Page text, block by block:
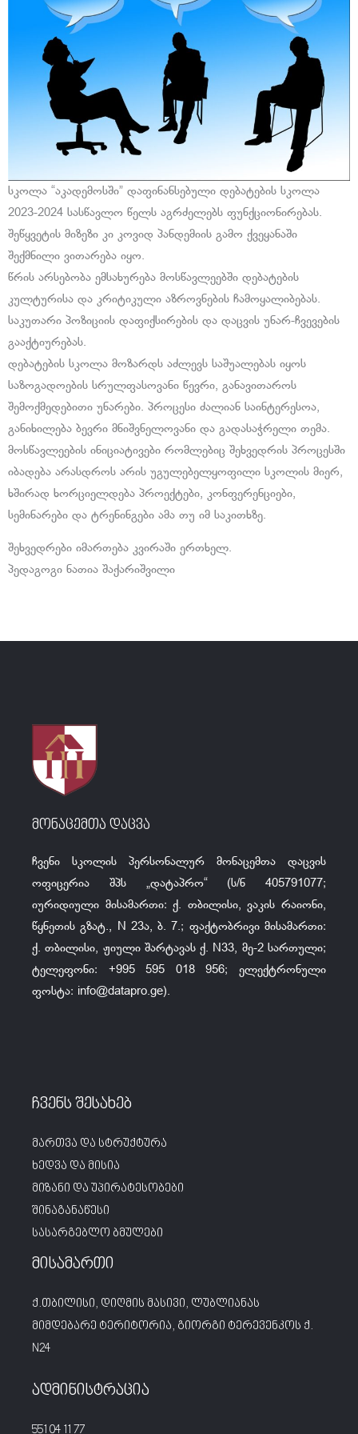
სკოლა “აკადემოსში” დაფინანსებული დებატების სკოლა
2023-2024 სასწავლო წელს აგრძელებს ფუნქციონირებას.
შეწყვეტის მიზეზი კი კოვიდ პანდემიის გამო ქვეყანაში
შექმნილი ვითარება იყო.
წრის არსებობა ემსახურება მოსწავლეებში დებატების
კულტურისა და კრიტიკული აზროვნების ჩამოყალიბებას.
საკუთარი პოზიციის დაფიქსირების და დაცვის უნარ-ჩვევების
გააქტიურებას.
​დებატების სკოლა მოზარდს აძლევს საშუალებას იყოს
საზოგადოების სრულფასოვანი წევრი, განავითაროს
შემოქმედებითი უნარები. პროცესი ძალიან საინტერესოა,
განიხილება ბევრი მნიშვნელოვანი და გადასაჭრელი თემა.
მოსწავლეების ინიციატივები რომლებიც შეხვედრის პროცესში
იბადება არასდროს არის უგულებელყოფილი სკოლის მიერ,
ხშირად ხორციელდება პროექტები, კონფერენციები,
სემინარები და ტრენინგები ამა თუ იმ საკითხზე.
შეხვედრები იმართება კვირაში ერთხელ.
პედაგოგი ნათია შაქარიშვილი
მონაცემთა დაცვა
ჩვენი სკოლის პერსონალურ მონაცემთა დაცვის
ოფიცერია შპს „დატაპრო“ (ს/ნ 405791077;
იურიდიული მისამართი: ქ. თბილისი, ვაკის რაიონი,
წყნეთის გზატ., N 23ა, ბ. 7.; ფაქტობრივი მისამართი:
ქ. თბილისი, ჟიული შარტავას ქ. N33, მე-2 სართული;
ტელეფონი: +995 595 018 956; ელექტრონული
ფოსტა: info@datapro.ge).
ჩვენს შესახებ
მართვა და სტრუქტურა
ხედვა და მისია
მიზანი და უპირატესობები
შინაგანაწესი
სასარგებლო ბმულები
მისამართი
ქ.თბილისი, დიღმის მასივი, ლუბლიანას
მიმდებარე ტერიტორია, გიორგი ტერევენკოს ქ.
N24
ადმინისტრაცია
551 04 11 77